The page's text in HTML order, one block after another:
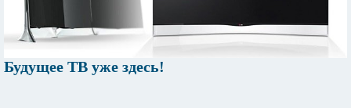
Будущее ТВ уже здесь!